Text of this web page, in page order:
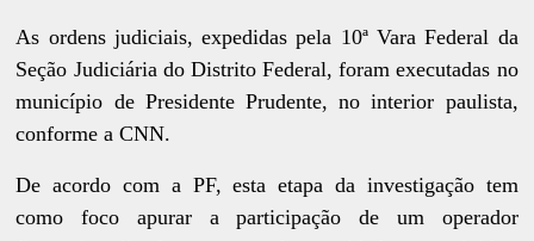
As ordens judiciais, expedidas pela 10ª Vara Federal da
Seção Judiciária do Distrito Federal, foram executadas no
município de Presidente Prudente, no interior paulista,
conforme a CNN.
De acordo com a PF, esta etapa da investigação tem
como foco apurar a participação de um operador